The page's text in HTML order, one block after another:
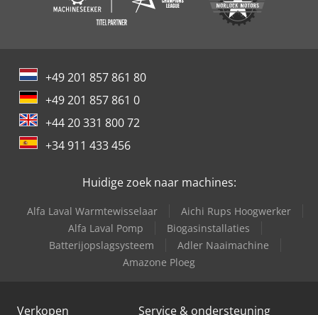
+49 201 857 861 80
+49 201 857 861 0
+44 20 331 800 72
+34 911 433 456
Huidige zoek naar machines:
Alfa Laval Warmtewisselaar
Aichi Rups Hoogwerker
Alfa Laval Pomp
Biogasinstallaties
Batterijopslagsysteem
Adler Naaimachine
Amazone Ploeg
Verkopen Service & ondersteuning